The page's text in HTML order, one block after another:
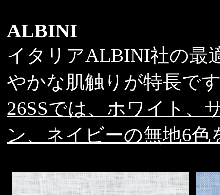
ALBINI
イタリアALBINI社の最
やかな肌触りが特長で
26SSでは、ホワイト、
ン、ネイビーの無地6